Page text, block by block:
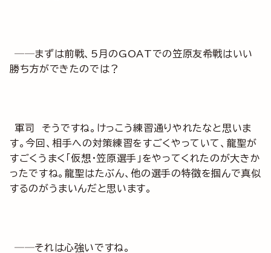
──まずは前戦、5月のGOATでの笠原友希戦はいい
勝ち方ができたのでは？
軍司 そうですね。けっこう練習通りやれたなと思いま
す。今回、相手への対策練習をすごくやっていて、龍聖が
すごくうまく「仮想・笠原選手」をやってくれたのが大きか
ったですね。龍聖はたぶん、他の選手の特徴を掴んで真似
するのがうまいんだと思います。
──それは心強いですね。